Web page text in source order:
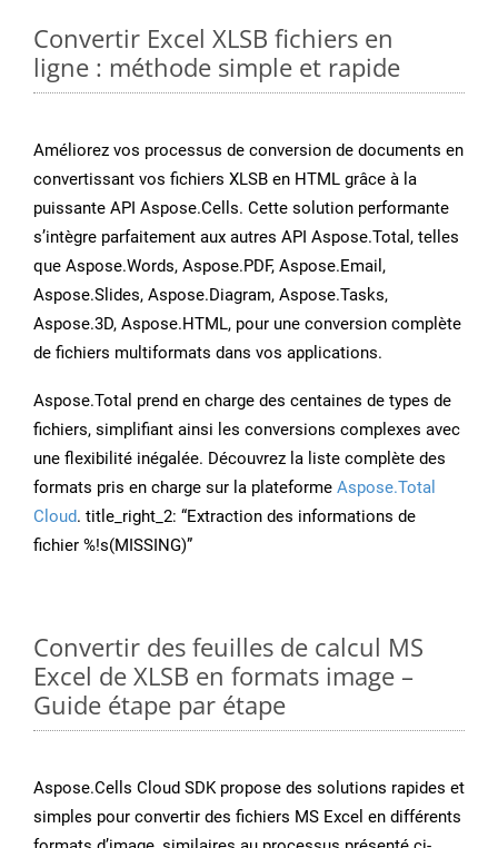
Convertir Excel XLSB fichiers en
ligne : méthode simple et rapide
Améliorez vos processus de conversion de documents en
convertissant vos fichiers XLSB en HTML grâce à la
puissante API Aspose.Cells. Cette solution performante
s’intègre parfaitement aux autres API Aspose.Total, telles
que Aspose.Words, Aspose.PDF, Aspose.Email,
Aspose.Slides, Aspose.Diagram, Aspose.Tasks,
Aspose.3D, Aspose.HTML, pour une conversion complète
de fichiers multiformats dans vos applications.
Aspose.Total prend en charge des centaines de types de
fichiers, simplifiant ainsi les conversions complexes avec
une flexibilité inégalée. Découvrez la liste complète des
formats pris en charge sur la plateforme Aspose.Total
Cloud. title_right_2: “Extraction des informations de
fichier %!s(MISSING)”
Convertir des feuilles de calcul MS
Excel de XLSB en formats image –
Guide étape par étape
Aspose.Cells Cloud SDK propose des solutions rapides et
simples pour convertir des fichiers MS Excel en différents